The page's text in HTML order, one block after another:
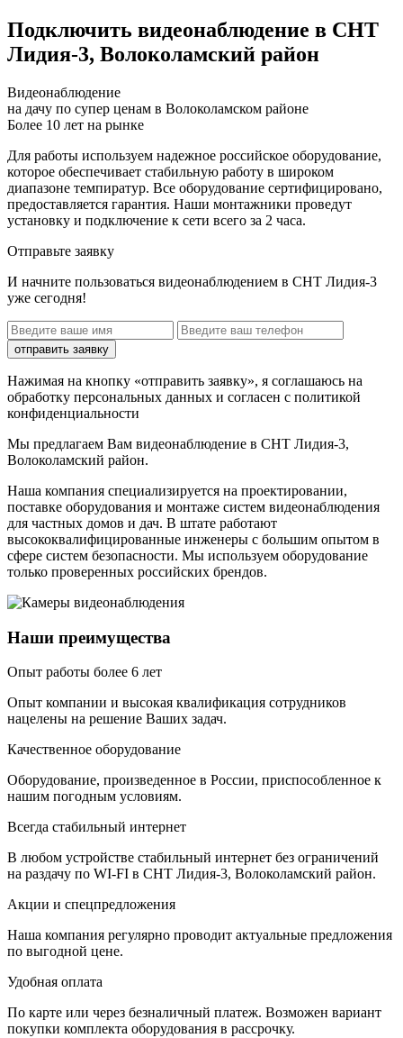
Подключить видеонаблюдение в СНТ
Лидия-3, Волоколамский район
Видеонаблюдение
на дачу по супер ценам в Волоколамском районе
Более 10 лет на рынке
Для работы используем надежное российское оборудование,
которое обеспечивает стабильную работу в широком
диапазоне темпиратур. Все оборудование сертифицировано,
предоставляется гарантия. Наши монтажники проведут
установку и подключение к сети всего за 2 часа.
Отправьте заявку
И начните пользоваться видеонаблюдением в СНТ Лидия-3
уже сегодня!
отправить заявку
Нажимая на кнопку «отправить заявку», я соглашаюсь на
обработку персональных данных и согласен с политикой
конфиденциальности
Мы предлагаем Вам видеонаблюдение в СНТ Лидия-3,
Волоколамский район.
Наша компания специализируется на проектировании,
поставке оборудования и монтаже систем видеонаблюдения
для частных домов и дач. В штате работают
высококвалифицированные инженеры с большим опытом в
сфере систем безопасности. Мы используем оборудование
только проверенных российских брендов.
Наши преимущества
Опыт работы более 6 лет
Опыт компании и высокая квалификация сотрудников
нацелены на решение Ваших задач.
Качественное оборудование
Оборудование, произведенное в России, приспособленное к
нашим погодным условиям.
Всегда стабильный интернет
В любом устройстве стабильный интернет без ограничений
на раздачу по WI-FI в СНТ Лидия-3, Волоколамский район.
Акции и спецпредложения
Наша компания регулярно проводит актуальные предложения
по выгодной цене.
Удобная оплата
По карте или через безналичный платеж. Возможен вариант
покупки комплекта оборудования в рассрочку.